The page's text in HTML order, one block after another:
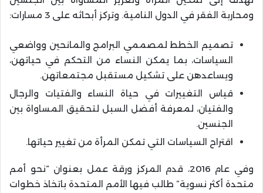
ومحاربة الفقر في الدول النامية. وتركز أبحاثه على 3 مسارات:
تصميم الخطط لمصممي البرامج والمانحين وواضعي
السياسات، بما يمكن النساء من التحكم في حياتهن،
ويساعدهن على تشكيل مستقبل مجتمعاتهن.
قياس التغييرات في حياة النساء والفتيات والرجال
والفتيان، لمعرفة أفضل السبل لتحقيق المساواة بين
الجنسين.
اقتراح السياسات التي تمكن المرأة من تغيير حياتها.
وفي عام 2016، قدم المركز ورقة عمل بعنوان “نحو أمم
متحدة أكثر نسوية” طالب فيها الأمم المتحدة باتخاذ خطوات